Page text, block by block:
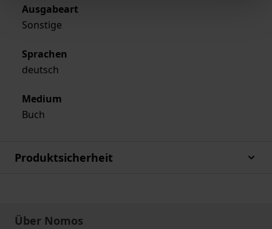
Ausgabeart
Sonstige
Sprachen
deutsch
Medium
Buch
Produktsicherheit
Über Nomos